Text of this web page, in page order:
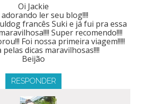
Oi Jackie
ler seu blog!!!!
francês Suki e já fui pra essa
Super recomendo!!!!
Foi nossa primeira viagem!!!!!
dicas maravilhosas!!!!
Beijão
RESPONDER